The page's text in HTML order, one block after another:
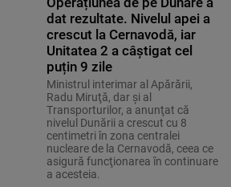
dat rezultate. Nivelul apei a
crescut la Cernavodă, iar
Unitatea 2 a câștigat cel
puțin 9 zile
Ministrul interimar al Apărării,
Radu Miruţă, dar şi al
Transporturilor, a anunţat că
nivelul Dunării a crescut cu 8
centimetri în zona centralei
nucleare de la Cernavodă, ceea ce
asigură funcţionarea în continuare
a acesteia.